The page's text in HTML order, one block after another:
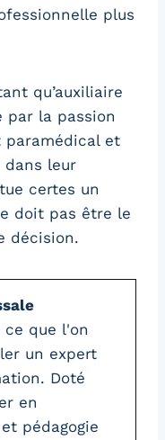
plus
qu’auxiliaire
par la passion
paramédical et
dans leur
certes un
doit pas être le
décision.
que l'on
un expert
Doté
en
pédagogie